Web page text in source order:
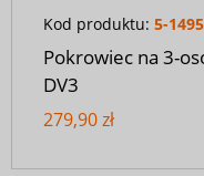
Kod produktu: 5-
Pokrowiec na 3-
DV3
279,90 zł